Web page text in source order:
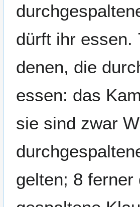
dürft ihr essen.
denen, die
essen: das
sie sind zwar
gelten; 8